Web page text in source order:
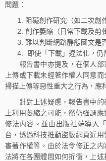
問題：
阻礙創作研究（如二次創
創作萎縮（日常下載及剪
難以判斷網路靜態圖文是
即使「下載」違法化，
報告書中亦提及，在個人部
上傳或下載未經著作權人同意
掃描上傳等惡性重大之行為，應
針對上述疑慮，報告書中的
上利用萎縮之可能，然仍強調
修法内容。並由出版社端導入
台，透過科技推動盜版網頁近
害著作權等。由於法令修正之
法將在各團體間如何折衝，上